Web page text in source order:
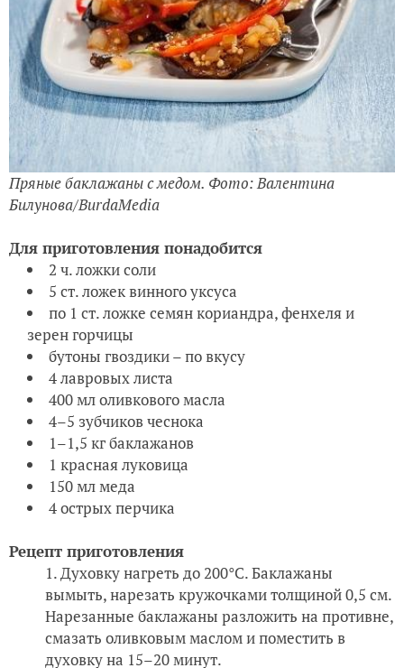
Пряные баклажаны с медом. Фото: Валентина
Билунова/BurdaMedia
Для приготовления понадобится
2 ч. ложки соли
5 ст. ложек винного уксуса
по 1 ст. ложке семян кориандра, фенхеля и
зерен горчицы
бутоны гвоздики – по вкусу
4 лавровых листа
400 мл оливкового масла
4–5 зубчиков чеснока
1–1,5 кг баклажанов
1 красная луковица
150 мл меда
4 острых перчика
Рецепт приготовления
Духовку нагреть до 200°С. Баклажаны
вымыть, нарезать кружочками толщиной 0,5 см.
Нарезанные баклажаны разложить на противне,
смазать оливковым маслом и поместить в
духовку на 15–20 минут.